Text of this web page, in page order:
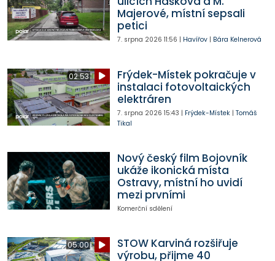
Majerové, místní sepsali
petici
7. srpna 2026 11:56 | Havířov| Bára Kelnerová
02:53
Frýdek-Místek pokračuje v
instalaci fotovoltaických
elektráren
7. srpna 2026 15:43 | Frýdek-Místek| Tomáš
Tikal
Nový český film Bojovník
ukáže ikonická místa
Ostravy, místní ho uvidí
mezi prvními
Komerční sdělení
05:00
STOW Karviná rozšiřuje
výrobu, přijme 40